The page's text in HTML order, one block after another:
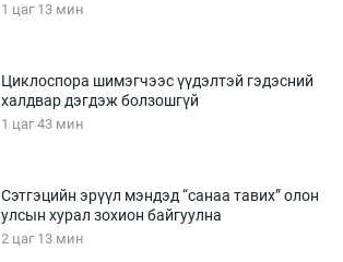
1 цаг 13 мин
Циклоспора шимэгчээс үүдэлтэй гэдэсний
халдвар дэгдэж болзошгүй
1 цаг 43 мин
Сэтгэцийн эрүүл мэндэд “санаа тавих” олон
улсын хурал зохион байгуулна
2 цаг 13 мин